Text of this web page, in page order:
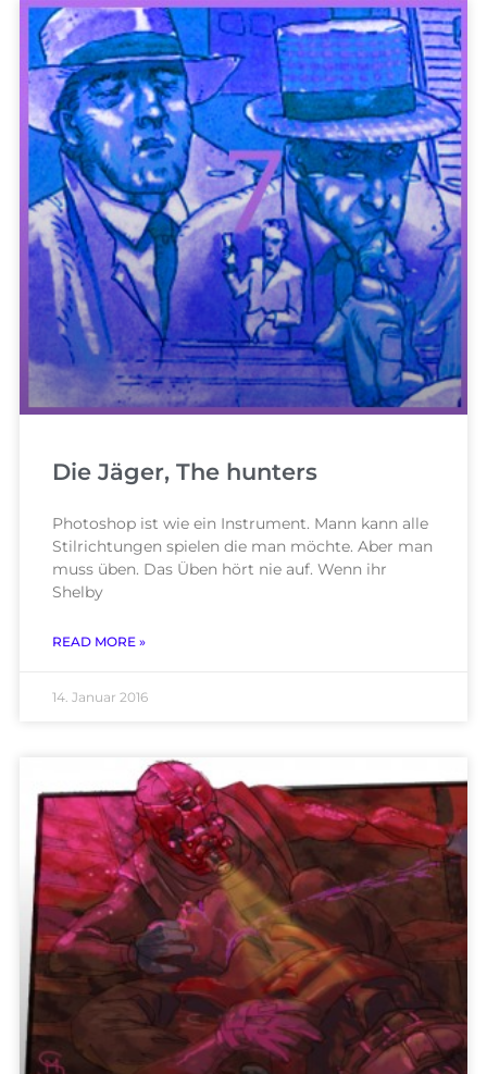
Die Jäger, The hunters
Photoshop ist wie ein Instrument. Mann kann alle
Stilrichtungen spielen die man möchte. Aber man
muss üben. Das Üben hört nie auf. Wenn ihr
Shelby
READ MORE »
14. Januar 2016